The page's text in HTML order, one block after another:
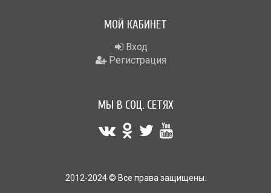
МОЙ КАБИНЕТ
Вход
Регистрация
МЫ В СОЦ. СЕТЯХ
2012-2024 © Все права защищены.